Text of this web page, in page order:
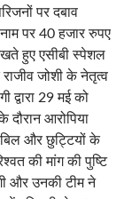
पर दबाव
पर 40 हजार रुपए
हुए एसीबी स्पेशल
जोशी के नेतृत्व
द्वारा 29 मई को
दौरान आरोपिया
बिल और छुट्टियों के
की मांग की पुष्टि
और उनकी टीम ने